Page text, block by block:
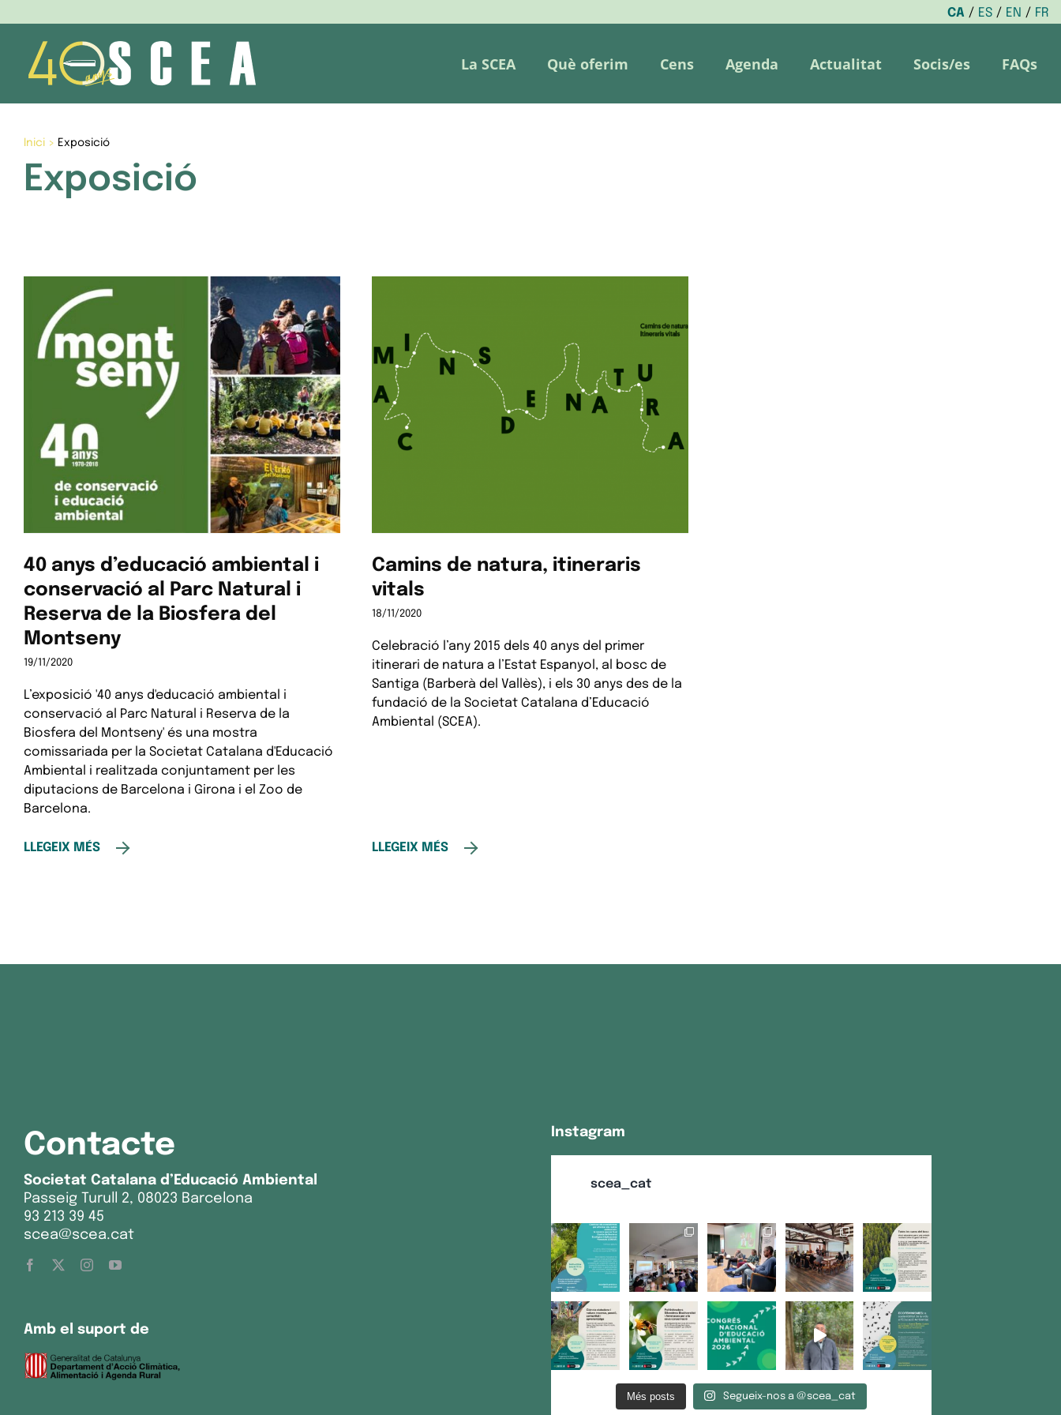
CA ES EN
FR
content
La SCEA Què oferim Cens Agenda Actualitat Socis/es FAQs
Inici> Exposició
Exposició
40 anys d’educació ambiental i
conservació al Parc Natural i
Reserva de la Biosfera del
Montseny
19/11/2020
L’exposició '40 anys d'educació ambiental i
conservació al Parc Natural i Reserva de la
Biosfera del Montseny' és una mostra
comissariada per la Societat Catalana d'Educació
Ambiental i realitzada conjuntament per les
diputacions de Barcelona i Girona i el Zoo de
Barcelona.
LLEGEIX MÉS
Camins de natura, itineraris
vitals
Camins de natura, itineraris
vitals
18/11/2020
Celebració l’any 2015 dels 40 anys del primer
itinerari de natura a l’Estat Espanyol, al bosc de
Santiga (Barberà del Vallès), i els 30 anys des de la
fundació de la Societat Catalana d’Educació
Ambiental (SCEA).
LLEGEIX MÉS
Contacte
Societat Catalana d’Educació Ambiental
Passeig Turull 2, 08023 Barcelona
93 213 39 45
scea@scea.cat
Amb el suport de
Instagram
scea_cat
Més posts Segueix-nos a @scea_cat